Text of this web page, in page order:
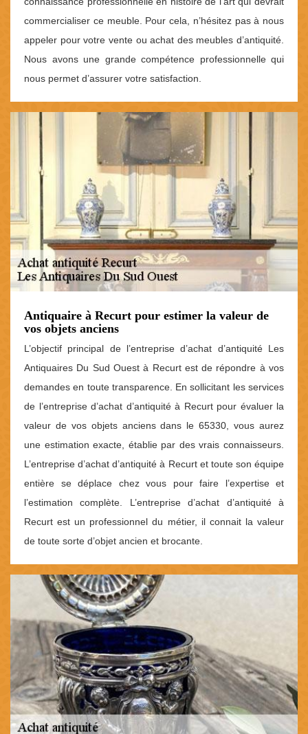
commercialiser ce meuble. Pour cela, n’hésitez pas à nous
appeler pour votre vente ou achat des meubles d’antiquité.
Nous avons une grande compétence professionnelle qui
nous permet d’assurer votre satisfaction.
Antiquaire à Recurt pour estimer la valeur de
vos objets anciens
L’objectif principal de l’entreprise d’achat d’antiquité Les
Antiquaires Du Sud Ouest à Recurt est de répondre à vos
demandes en toute transparence. En sollicitant les services
de l’entreprise d’achat d’antiquité à Recurt pour évaluer la
valeur de vos objets anciens dans le 65330, vous aurez
une estimation exacte, établie par des vrais connaisseurs.
L’entreprise d’achat d’antiquité à Recurt et toute son équipe
entière se déplace chez vous pour faire l’expertise et
l’estimation complète. L’entreprise d’achat d’antiquité à
Recurt est un professionnel du métier, il connait la valeur
de toute sorte d’objet ancien et brocante.